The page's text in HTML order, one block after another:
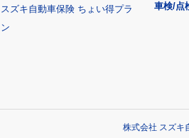
スズキ自動車保険 ちょい得プラ
ン
車検/点
株式会社 スズキ